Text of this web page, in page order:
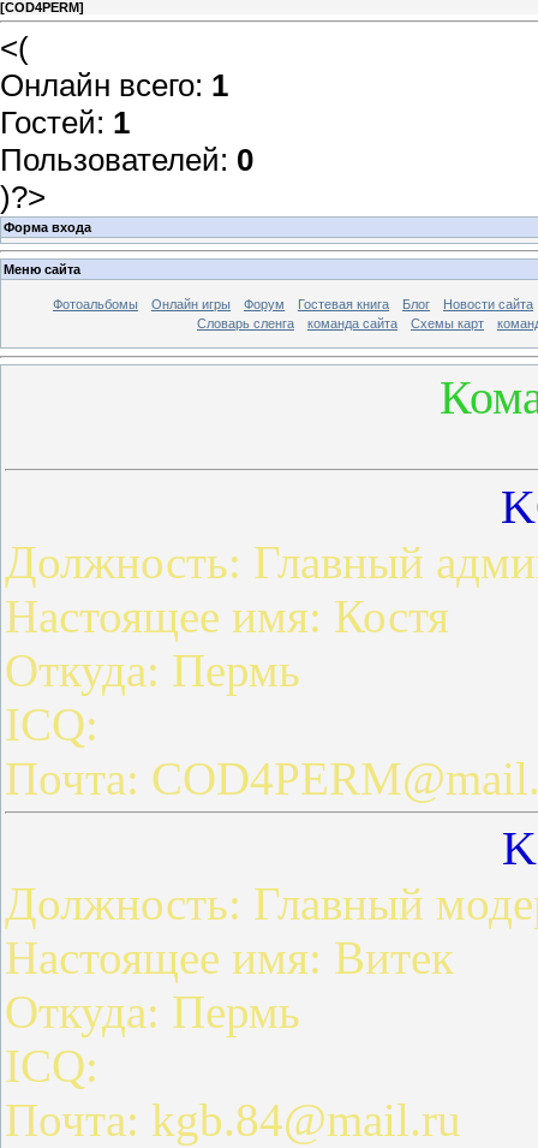
[COD4PERM]
<(
Онлайн всего: 1
Гостей: 1
Пользователей: 0
)?>
Форма входа
Меню сайта
Фотоальбомы Онлайн игры Форум Гостевая книга Блог
Новости сайта
Словарь сленга
команда сайта Схемы карт
Должность: Главный
Настоящее имя: Костя
Откуда: Пермь
ICQ:
Почта:
Должность: Главный
Настоящее имя: Витек
Откуда: Пермь
ICQ:
Почта: kgb.84@mail.ru